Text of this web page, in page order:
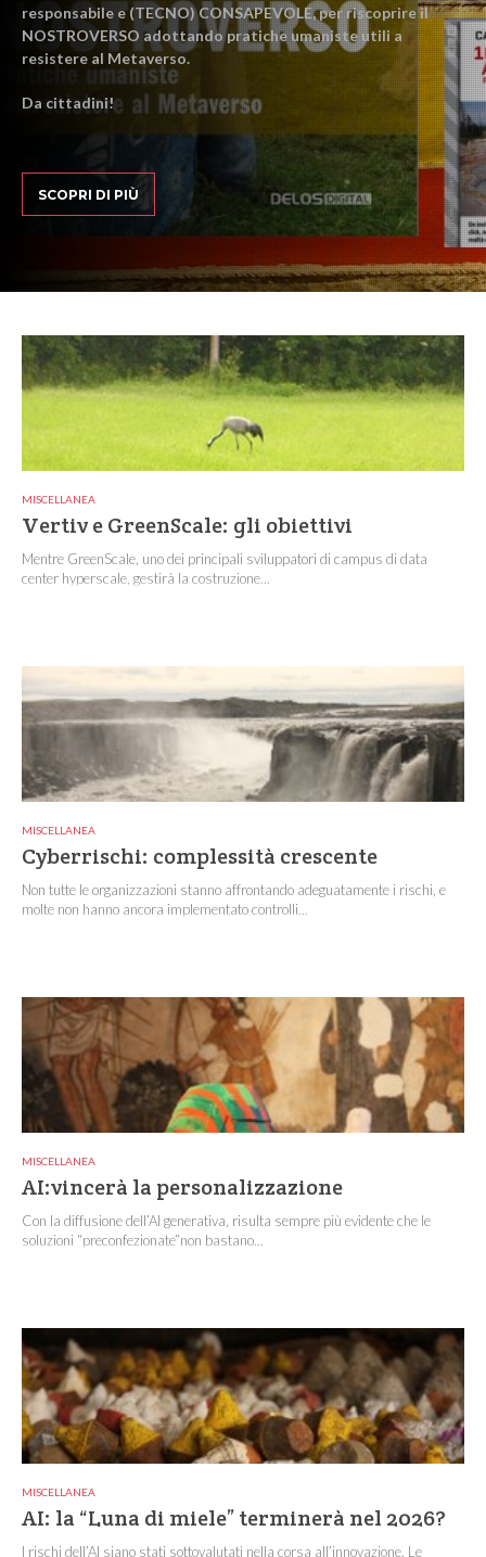
responsabile e (TECNO) CONSAPEVOLE, per riscoprire il
NOSTROVERSO adottando pratiche umaniste utili a
resistere al Metaverso.
Da cittadini!
SCOPRI DI PIÙ
MISCELLANEA
Vertiv e GreenScale: gli obiettivi
Mentre GreenScale, uno dei principali sviluppatori di campus di data
center hyperscale, gestirà la costruzione...
MISCELLANEA
Cyberrischi: complessità crescente
Non tutte le organizzazioni stanno affrontando adeguatamente i rischi, e
molte non hanno ancora implementato controlli...
MISCELLANEA
AI:vincerà la personalizzazione
Con la diffusione dell’AI generativa, risulta sempre più evidente che le
soluzioni “preconfezionate”non bastano...
MISCELLANEA
AI: la “Luna di miele” terminerà nel 2026?
I rischi dell’AI siano stati sottovalutati nella corsa all’innovazione. Le